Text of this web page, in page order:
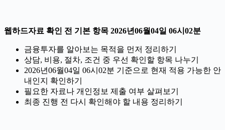
웹하드자료 확인 전 기본 항목 2026년06월04일 06시02분
금융투자를 알아보는 목적을 먼저 정리하기
상담, 비용, 절차, 조건 중 우선 확인할 항목 나누기
2026년06월04일 06시02분 기준으로 현재 적용 가능한 안
내인지 확인하기
필요한 자료나 개인정보 제출 여부 살펴보기
최종 진행 전 다시 확인해야 할 내용 정리하기